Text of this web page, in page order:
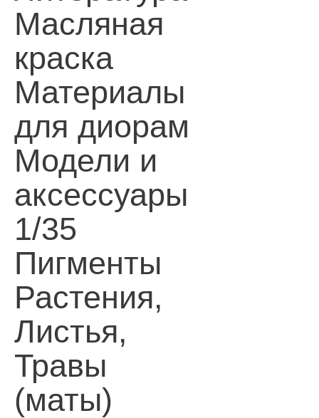
Масляная
краска
Материалы
для диорам
Модели и
аксессуары
1/35
Пигменты
Растения,
Листья,
Травы
(маты)